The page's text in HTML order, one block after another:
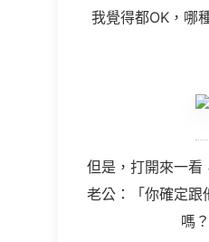
我覺得都OK，哪
但是，打開來一看
老公：「你確定跟
嗎？